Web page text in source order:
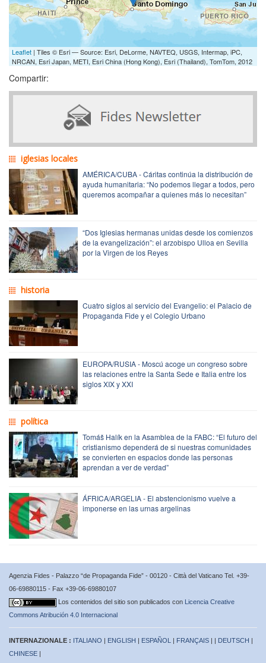
Leaflet | Tiles © Esri — Source: Esri, DeLorme, NAVTEQ, USGS, Intermap, iPC,
NRCAN, Esri Japan, METI, Esri China (Hong Kong), Esri (Thailand), TomTom, 2012
Compartir:
iglesias locales
AMÉRICA/CUBA - Cáritas continúa la distribución de
ayuda humanitaria: “No podemos llegar a todos, pero
queremos acompañar a quienes más lo necesitan”
“Dos Iglesias hermanas unidas desde los comienzos
de la evangelización”: el arzobispo Ulloa en Sevilla
por la Virgen de los Reyes
historia
Cuatro siglos al servicio del Evangelio: el Palacio de
Propaganda Fide y el Colegio Urbano
EUROPA/RUSIA - Moscú acoge un congreso sobre
las relaciones entre la Santa Sede e Italia entre los
siglos XIX y XXI
política
Tomáš Halík en la Asamblea de la FABC: “El futuro del
cristianismo dependerá de si nuestras comunidades
se convierten en espacios donde las personas
aprendan a ver de verdad”
ÁFRICA/ARGELIA - El abstencionismo vuelve a
imponerse en las urnas argelinas
Agenzia Fides - Palazzo “de Propaganda Fide” - 00120 - Città del Vaticano Tel. +39-
06-69880115 - Fax +39-06-69880107
Los contenidos del sitio son publicados con Licencia Creative
Commons Atribución 4.0 Internacional
INTERNAZIONALE : ITALIANO | ENGLISH | ESPAÑOL | FRANÇAIS | | DEUTSCH |
CHINESE |